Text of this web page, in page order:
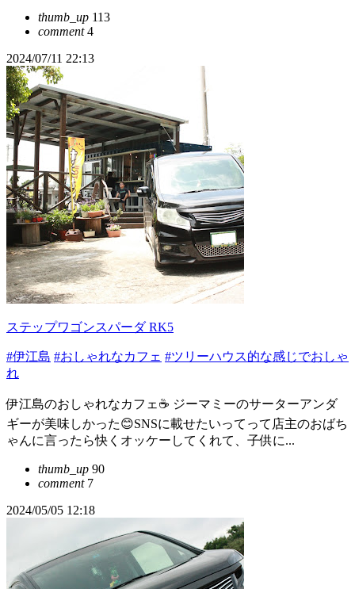
thumb_up 113
comment4
2024/07/11 22:13
ステップワゴンスパーダ RK5
#伊江島 #おしゃれなカフェ #ツリーハウス的な感じでおしゃ
れ
伊江島のおしゃれなカフェ☕ ジーマミーのサーターアンダ
ギーが美味しかった😊SNSに載せたいってって店主のおばち
ゃんに言ったら快くオッケーしてくれて、子供に...
thumb_up 90
comment7
2024/05/05 12:18